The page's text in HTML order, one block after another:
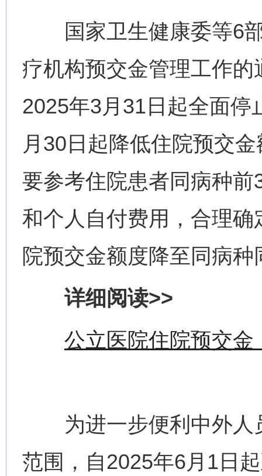
国家卫生健康委等6部
疗机构预交金管理工作
2025年3月31日起全面停
月30日起降低住院预交
要参考住院患者同病种
和个人自付费用，合理
院预交金额度降至同病
详细阅读>>
公立医院住院预交金
为进一步便利中外人
范围，自2025年6月1日